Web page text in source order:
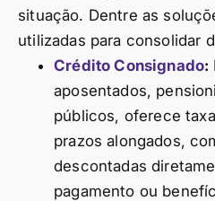
situação. Dentre as
utilizadas para consolidar
Crédito Consignado:
aposentados,
públicos, oferece
prazos alongados,
descontadas
pagamento ou